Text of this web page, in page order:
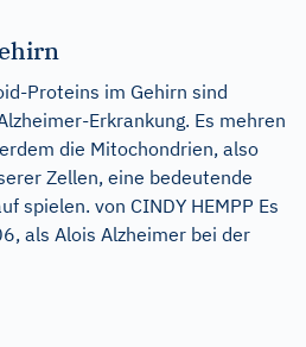
Proteins im Gehirn sind
Erkrankung. Es mehren
die Mitochondrien, also
Zellen, eine bedeutende
spielen. von CINDY HEMPP Es
als Alois Alzheimer bei der